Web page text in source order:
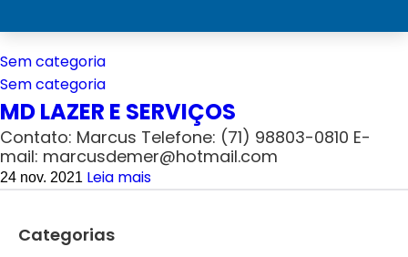
Sem categoria
Sem categoria
MD LAZER E SERVIÇOS
Contato: Marcus Telefone: (71) 98803-0810 E-
mail: marcusdemer@hotmail.com
24 nov. 2021 Leia mais
Categorias